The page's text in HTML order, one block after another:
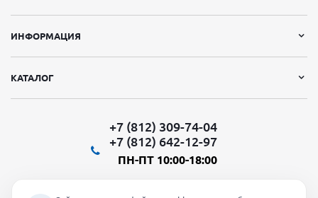
ИНФОРМАЦИЯ
КАТАЛОГ
+7 (812) 309-74-04
+7 (812) 642-12-97
ПН-ПТ 10:00-18:00